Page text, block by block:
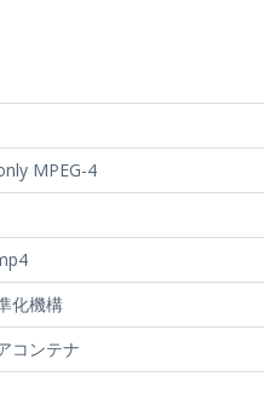
MPEG-4
化機構
コンテナ